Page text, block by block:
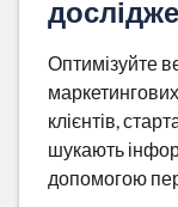
Оптимізуйте
клієнтів,
шукають
допомогою